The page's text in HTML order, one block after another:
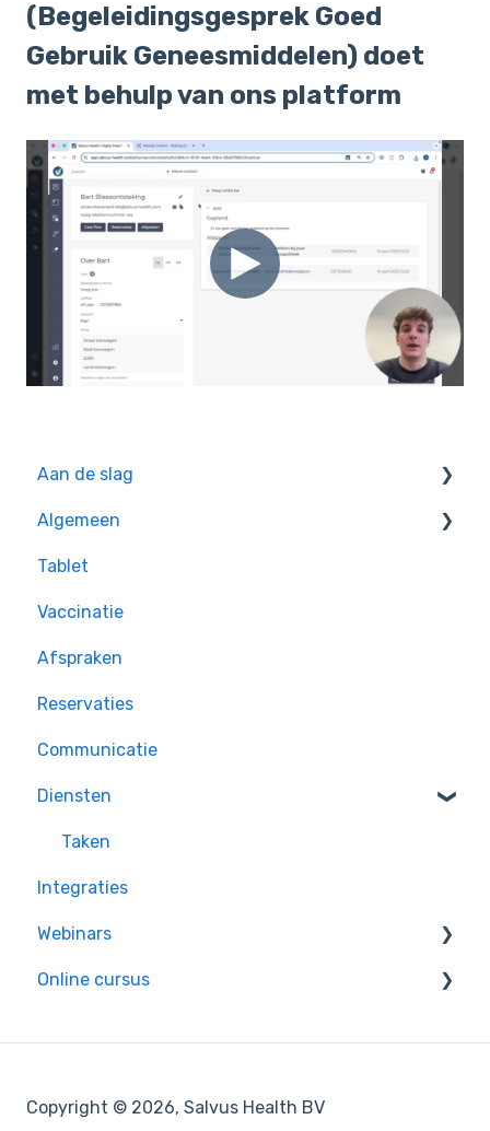
(Begeleidingsgesprek Goed
Gebruik Geneesmiddelen) doet
met behulp van ons platform
Aan de slag
Oefeningen voor beginners
Algemeen
Handige tips
Tablet
Vaccinatie
Afspraken
Reservaties
Communicatie
Diensten
Taken
Integraties
Webinars
Inschrijven
Online cursus
Module 3: Agenda
Copyright © 2026, Salvus Health BV